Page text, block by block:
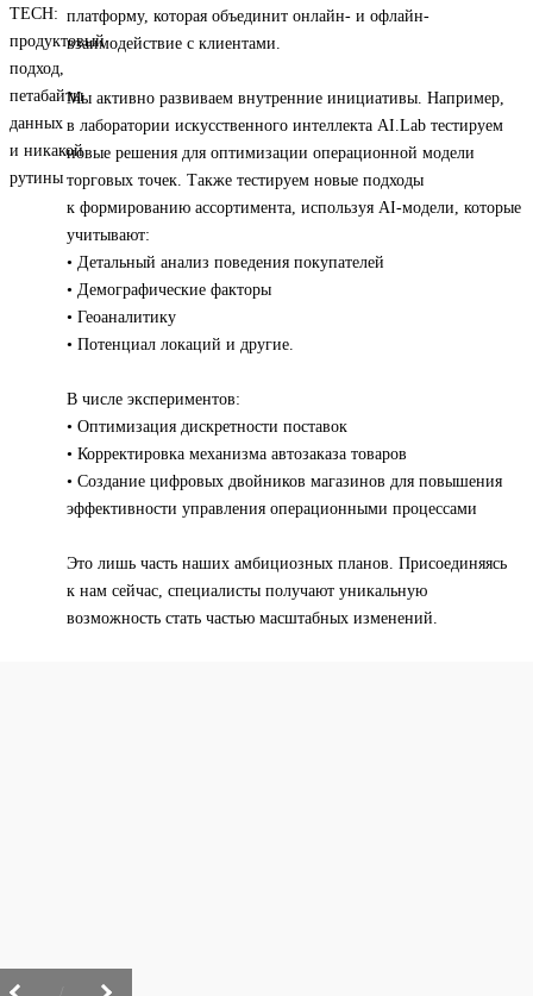
платформу, которая объединит онлайн- и офлайн-
взаимодействие с клиентами.
Мы активно развиваем внутренние инициативы. Например,
в лаборатории искусственного интеллекта AI.Lab тестируем
новые решения для оптимизации операционной модели
торговых точек. Также тестируем новые подходы
к формированию ассортимента, используя AI-модели, которые
учитывают:
• Детальный анализ поведения покупателей
• Демографические факторы
• Геоаналитику
• Потенциал локаций и другие.
В числе экспериментов:
• Оптимизация дискретности поставок
• Корректировка механизма автозаказа товаров
• Создание цифровых двойников магазинов для повышения
эффективности управления операционными процессами
Это лишь часть наших амбициозных планов. Присоединяясь
к нам сейчас, специалисты получают уникальную
возможность стать частью масштабных изменений.